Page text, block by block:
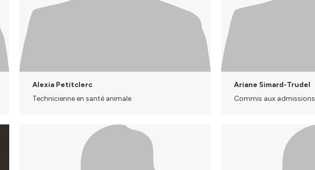
Alexia Petitclerc
Technicienne en santé animale
Ariane Simard-Trudel
Commis aux admissions